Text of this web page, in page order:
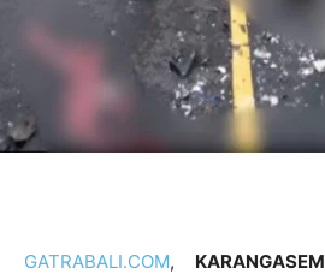
GATRABALI.COM, KARANGASEM